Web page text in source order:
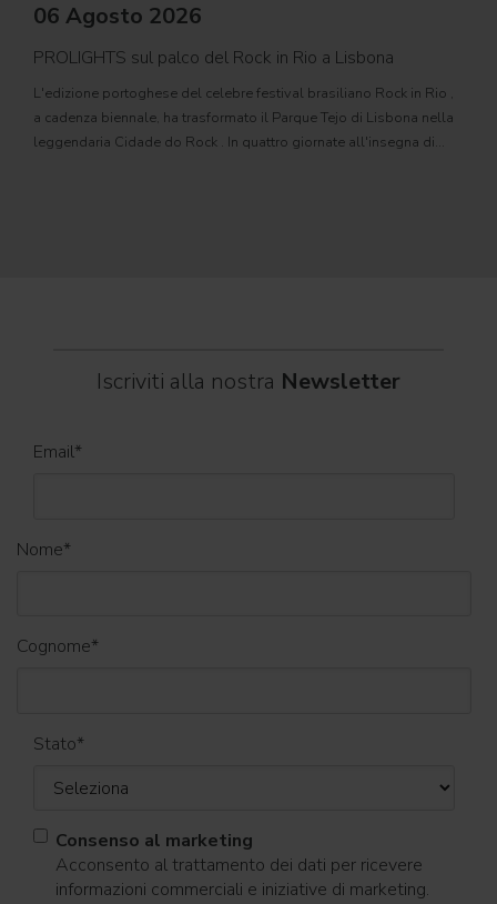
06 Agosto 2026
PROLIGHTS sul palco del Rock in Rio a Lisbona
L'edizione portoghese del celebre festival brasiliano Rock in Rio ,
a cadenza biennale, ha trasformato il Parque Tejo di Lisbona nella
leggendaria Cidade do Rock . In quattro giornate all'insegna di
Iscriviti alla nostra Newsletter
Email*
Nome*
Cognome*
Stato*
Consenso al marketing
Acconsento al trattamento dei dati per ricevere
informazioni commerciali e iniziative di marketing.